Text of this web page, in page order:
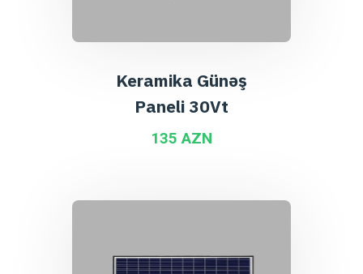
Keramika Günəş
Paneli 30Vt
135 AZN